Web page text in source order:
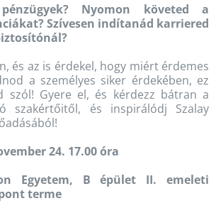
Nyomon követed a
Szívesen indítanád karriered
és az is érdekel, hogy miért érdemes
a személyes siker érdekében, ez
szól! Gyere el, és kérdezz bátran a
szakértőitől, és inspirálódj Szalay
24. 17.00 óra
Egyetem, B épület II. emeleti
terme